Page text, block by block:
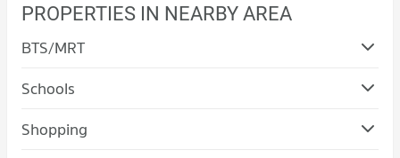
PROPERTIES IN NEARBY AREA
BTS/MRT
Schools
Condo Boromrajonani College of Nursing Saraburi
Shopping